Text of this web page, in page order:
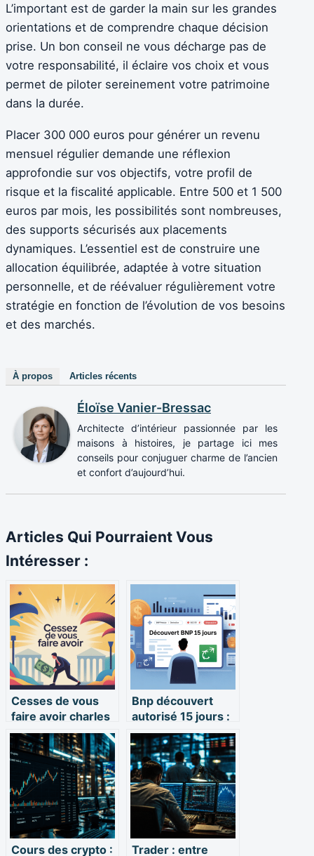
L’important est de garder la main sur les grandes
orientations et de comprendre chaque décision
prise. Un bon conseil ne vous décharge pas de
votre responsabilité, il éclaire vos choix et vous
permet de piloter sereinement votre patrimoine
dans la durée.
Placer 300 000 euros pour générer un revenu
mensuel régulier demande une réflexion
approfondie sur vos objectifs, votre profil de
risque et la fiscalité applicable. Entre 500 et 1 500
euros par mois, les possibilités sont nombreuses,
des supports sécurisés aux placements
dynamiques. L’essentiel est de construire une
allocation équilibrée, adaptée à votre situation
personnelle, et de réévaluer régulièrement votre
stratégie en fonction de l’évolution de vos besoins
et des marchés.
À propos Articles récents
Éloïse Vanier-Bressac
Architecte d’intérieur passionnée par les
maisons à histoires, je partage ici mes
conseils pour conjuguer charme de l’ancien
et confort d’aujourd’hui.
Articles Qui Pourraient Vous
Intéresser :
Cesses de vous
faire avoir charles
gave : que faut-il
vraiment
comprendre ?
Bnp découvert
autorisé 15 jours :
ce que vous devez
vraiment savoir
Cours des crypto : Trader : entre